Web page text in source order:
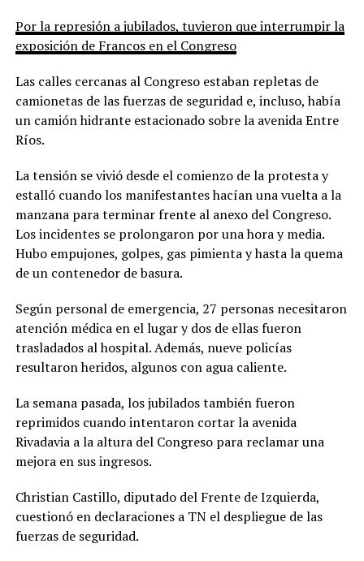
Por la represión a jubilados, tuvieron que interrumpir la
exposición de Francos en el Congreso
Las calles cercanas al Congreso estaban repletas de
camionetas de las fuerzas de seguridad e, incluso, había
un camión hidrante estacionado sobre la avenida Entre
Ríos.
La tensión se vivió desde el comienzo de la protesta y
estalló cuando los manifestantes hacían una vuelta a la
manzana para terminar frente al anexo del Congreso.
Los incidentes se prolongaron por una hora y media.
Hubo empujones, golpes, gas pimienta y hasta la quema
de un contenedor de basura.
Según personal de emergencia, 27 personas necesitaron
atención médica en el lugar y dos de ellas fueron
trasladados al hospital. Además, nueve policías
resultaron heridos, algunos con agua caliente.
La semana pasada, los jubilados también fueron
reprimidos cuando intentaron cortar la avenida
Rivadavia a la altura del Congreso para reclamar una
mejora en sus ingresos.
Christian Castillo, diputado del Frente de Izquierda,
cuestionó en declaraciones a TN el despliegue de las
fuerzas de seguridad.